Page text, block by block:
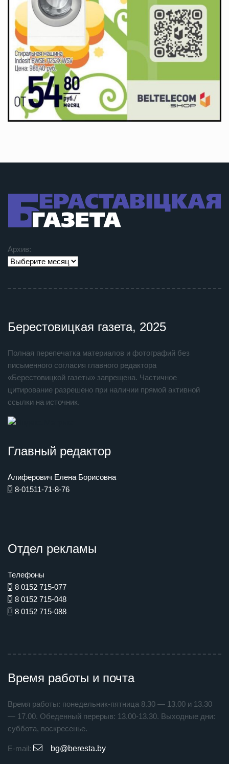
Архив:
Берестовицкая газета, 2025
Полная перепечатка материалов и фотографий без
письменного согласия главного редактора
«Берестовицкой газеты» запрещена. Частичное
цитирование разрешено при наличии прямой активной
ссылки на источник.
Главный редактор
Алиферович Елена Борисовна
8-01511-71-8-76
Отдел рекламы
Телефоны
8 0152 715-077
8 0152 715-048
8 0152 715-088
Время работы и почта
Время работы: понедельник-пятница 8.30 — 13.00 и 13.30
— 17.00. Обеденный перерыв: 13.00-13.30. Выходные дни:
суббота, воскресенье.
E-mail: bg@beresta.by